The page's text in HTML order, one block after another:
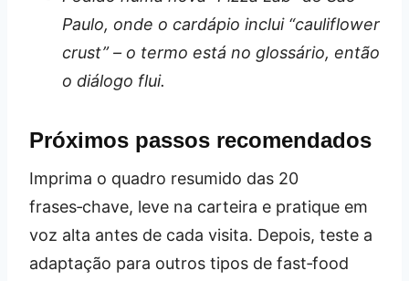
Paulo, onde o cardápio inclui “cauliflower
crust” – o termo está no glossário, então
o diálogo flui.
Próximos passos recomendados
Imprima o quadro resumido das 20
frases‑chave, leve na carteira e pratique em
voz alta antes de cada visita. Depois, teste a
adaptação para outros tipos de fast‑food